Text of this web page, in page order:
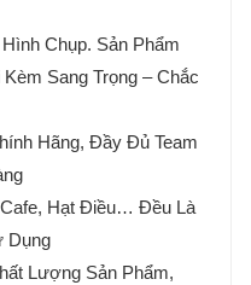
Chụp. Sản Phẩm
Sang Trọng – Chắc
Hãng, Đầy Đủ Team
Hạt Điều… Đều Là
Dụng
Lượng Sản Phẩm,